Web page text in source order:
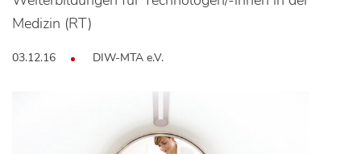
Medizin (RT)
03.12.16 DIW-MTA e.V.